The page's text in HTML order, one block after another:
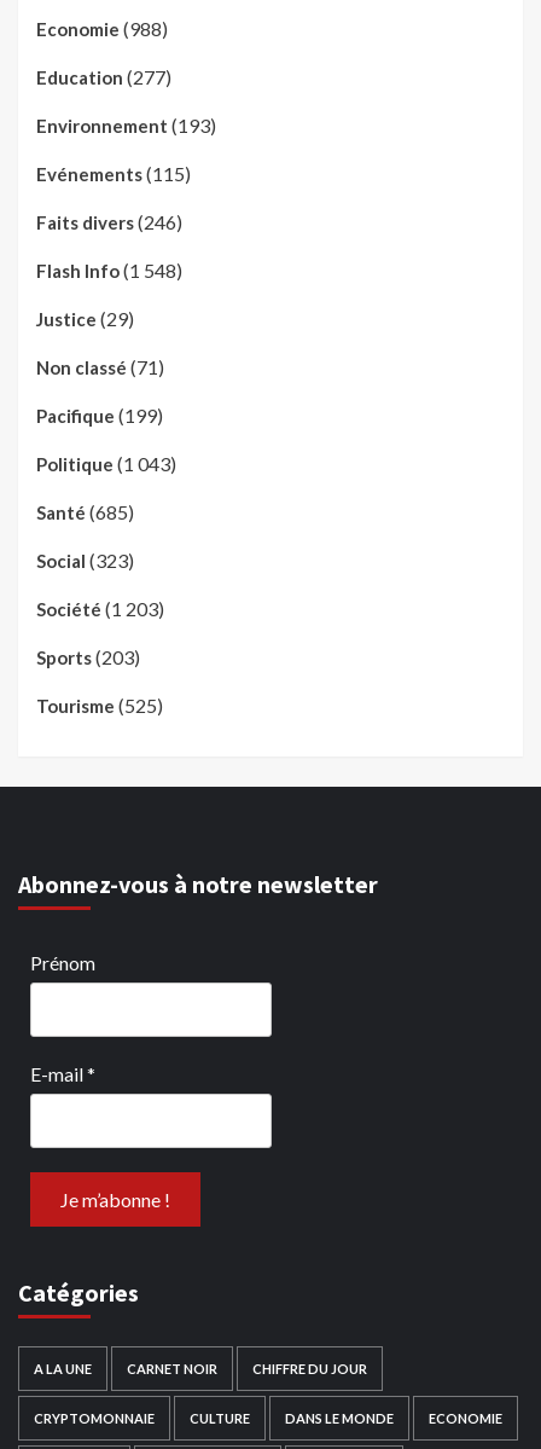
Economie (988)
Education (277)
Environnement (193)
Evénements(115)
Faits divers(246)
Flash Info(1 548)
Justice (29)
Non classé (71)
Pacifique (199)
Politique (1 043)
Santé (685)
Social (323)
Société (1 203)
Sports(203)
Tourisme (525)
Abonnez-vous à notre newsletter
Prénom
E-mail*
Catégories
A LA UNE CARNET NOIR CHIFFRE DU JOUR
CRYPTOMONNAIE CULTURE DANS LE MONDE ECONOMIE